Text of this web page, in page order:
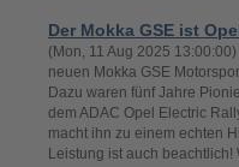
Der Mokka GSE ist
(Mon, 11 Aug 2025
neuen Mokka GSE
Dazu waren fünf Jahre
dem ADAC Opel Electric
macht ihn zu einem echten
Leistung ist auch beachtlich!